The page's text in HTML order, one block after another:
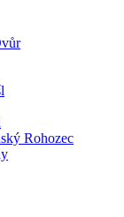
Rohozec